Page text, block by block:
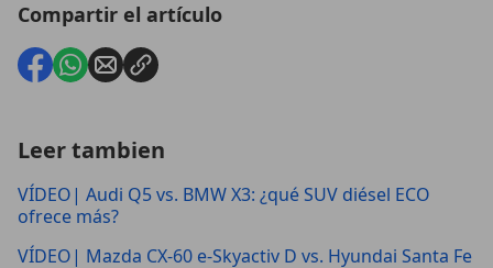
Compartir el artículo
Leer tambien
VÍDEO| Audi Q5 vs. BMW X3: ¿qué SUV diésel ECO
ofrece más?
VÍDEO| Mazda CX-60 e-Skyactiv D vs. Hyundai Santa Fe